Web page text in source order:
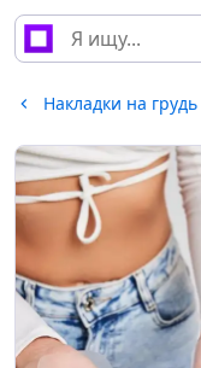
Накладки на грудь